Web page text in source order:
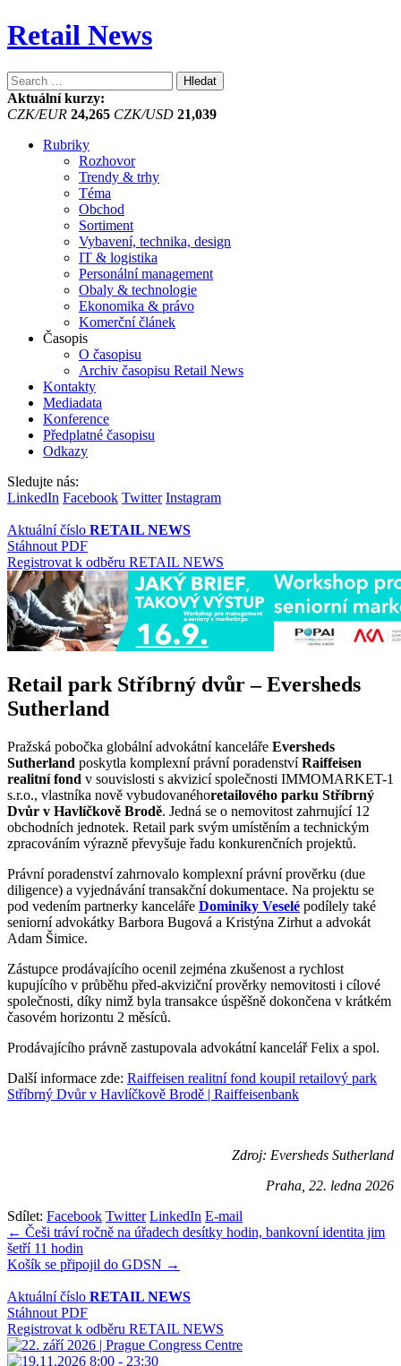
Retail News
Vyhledávání
Aktuální kurzy:
CZK/EUR 24,265 CZK/USD 21,039
Rubriky
Rozhovor
Trendy & trhy
Téma
Obchod
Sortiment
Vybavení, technika, design
IT & logistika
Personální management
Obaly & technologie
Ekonomika & právo
Komerční článek
Časopis
O časopisu
Archiv časopisu Retail News
Kontakty
Mediadata
Konference
Předplatné časopisu
Odkazy
Sledujte nás:
LinkedIn Facebook Twitter Instagram
Aktuální číslo RETAIL NEWS
Stáhnout PDF
Registrovat k odběru RETAIL NEWS
Retail park Stříbrný dvůr – Eversheds
Sutherland
Pražská pobočka globální advokátní kanceláře Eversheds
Sutherland poskytla komplexní právní poradenstvíRaiffeisen
realitní fond v souvislosti s akvizicí společnosti IMMOMARKET-1
s.r.o., vlastníka nově vybudovanéhoretailového parku Stříbrný
Dvůr v Havlíčkově Brodě. Jedná se o nemovitost zahrnující 12
obchodních jednotek. Retail park svým umístěním a technickým
zpracováním výrazně převyšuje řadu konkurenčních projektů.
Právní poradenství zahrnovalo komplexní právní prověrku (due
diligence) a vyjednávání transakční dokumentace. Na projektu se
pod vedením partnerky kanceláře Dominiky Veselé podílely také
seniorní advokátky Barbora Bugová a Kristýna Zirhut a advokát
Adam Šimice.
Zástupce prodávajícího ocenil zejména zkušenost a rychlost
kupujícího v průběhu před-akviziční prověrky nemovitosti i cílové
společnosti, díky nimž byla transakce úspěšně dokončena v krátkém
časovém horizontu 2 měsíců.
Prodávajícího právně zastupovala advokátní kancelář Felix a spol.
Další informace zde: Raiffeisen realitní fond koupil retailový park
Stříbrný Dvůr v Havlíčkově Brodě | Raiffeisenbank
Zdroj: Eversheds Sutherland
Praha, 22. ledna 2026
Sdílet: Facebook Twitter LinkedIn E-mail
Navigace
pro
← Češi tráví ročně na úřadech desítky hodin, bankovní identita jim
šetří 11 hodin
Košík se připojil do GDSN →
Aktuální číslo RETAIL NEWS
Stáhnout PDF
Registrovat k odběru RETAIL NEWS